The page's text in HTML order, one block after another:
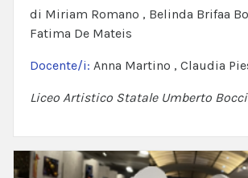
di Miriam Romano , Belinda Brifaa
Fatima De Mateis
Docente/i: Anna Martino , Claudia
Liceo Artistico Statale Umberto